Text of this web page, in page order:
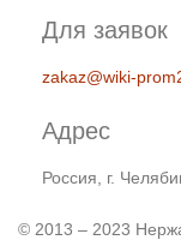
Для заявок
zakaz@wiki-
Адрес
Россия, г.
© 2013 – 2023